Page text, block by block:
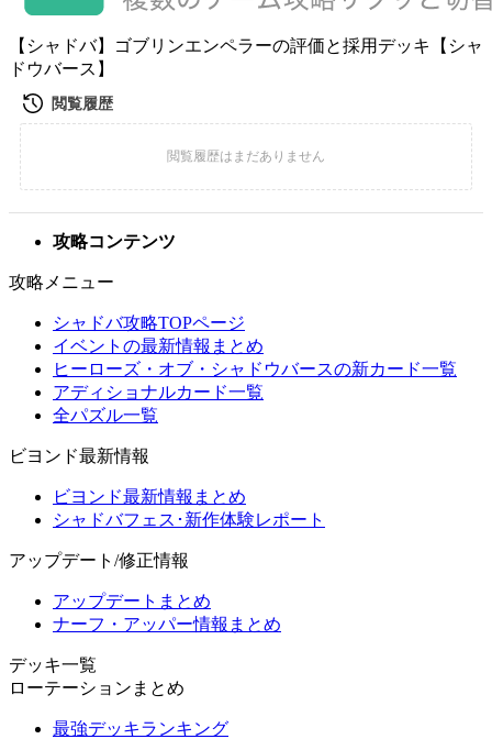
【シャドバ】ゴブリンエンペラーの評価と採用デッキ【シャ
ドウバース】
攻略コンテンツ
攻略メニュー
シャドバ攻略TOPページ
イベントの最新情報まとめ
ヒーローズ・オブ・シャドウバースの新カード一覧
アディショナルカード一覧
全パズル一覧
ビヨンド最新情報
ビヨンド最新情報まとめ
シャドバフェス･新作体験レポート
アップデート/修正情報
アップデートまとめ
ナーフ・アッパー情報まとめ
デッキ一覧
ローテーションまとめ
最強デッキランキング